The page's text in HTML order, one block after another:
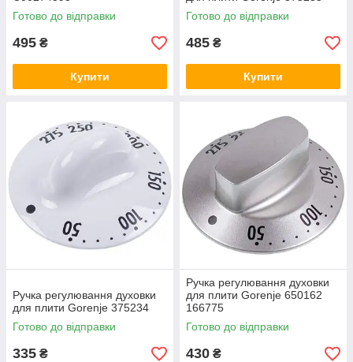
Готово до відправки
495 ₴
Купити
Готово до відправки
485 ₴
Купити
Ручка регулювання духовки
для плити Gorenje 375234
Готово до відправки
335 ₴
Ручка регулювання духовки
для плити Gorenje 650162
166775
Готово до відправки
430 ₴